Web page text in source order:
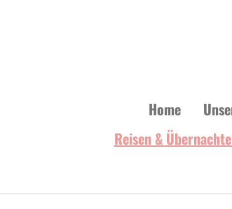
Home
Reisen &